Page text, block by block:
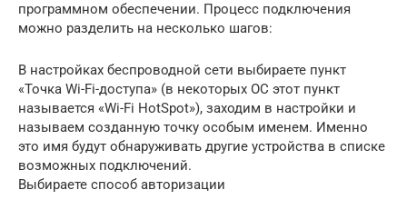
программном обеспечении. Процесс подключения
можно разделить на несколько шагов:
В настройках беспроводной сети выбираете пункт
«Точка Wi-Fi-доступа» (в некоторых ОС этот пункт
называется «Wi-Fi HotSpot»), заходим в настройки и
называем созданную точку особым именем. Именно
это имя будут обнаруживать другие устройства в списке
возможных подключений.
Выбираете способ авторизации